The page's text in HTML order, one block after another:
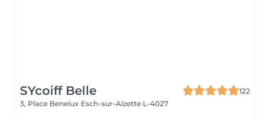
SYcoiff Belle
122
3, Place Benelux Esch-sur-Alzette L-4027